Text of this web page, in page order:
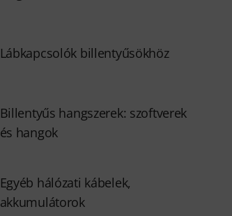
Lábkapcsolók billentyűsökhöz
Billentyűs hangszerek: szoftverek
és hangok
Egyéb hálózati kábelek,
akkumulátorok